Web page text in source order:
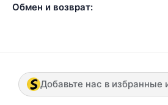
Обмен и возврат:
Добавьте нас в избранные